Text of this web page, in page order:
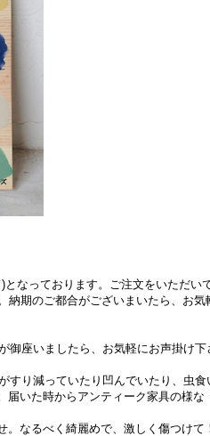
なっております。ご注文をいただい
期のご都合がございまいたら、お気
座いましたら、お気軽にお声掛け下
り減っていたり凹んでいたり、虫食
いた時からアンティーク家具の様な
なるべく綺麗めで、激しく傷つけて